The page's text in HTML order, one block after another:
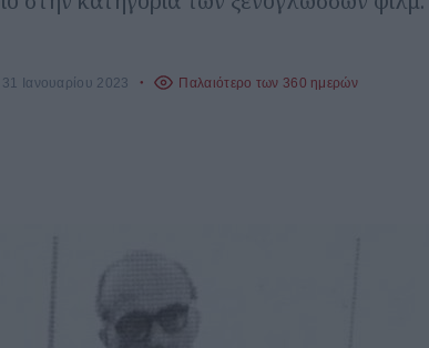
31 Ιανουαρίου 2023 Παλαιότερο των 360 ημερών